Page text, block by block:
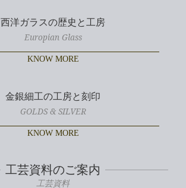
西洋ガラスの歴史と工房
Europian Glass
KNOW MORE
金銀細工の工房と刻印
GOLDS & SILVER
KNOW MORE
工芸資料のご案内
工芸資料